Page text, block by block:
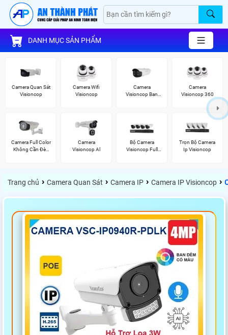
DANH MỤC SẢN PHẨM
Camera Quan Sát
Visioncop
Camera Wifi
Visioncop
Camera
Visioncop Ban
Camera
Visioncop 360
Camera Full Color
Không Cần Đèn
Camera
Visioncop Al
Bộ Camera
Visioncop Full
Trọn Bộ Camera
Ip Visioncop
Trang chủ › Camera Quan Sát › Camera IP › Camera IP Visioncop ›